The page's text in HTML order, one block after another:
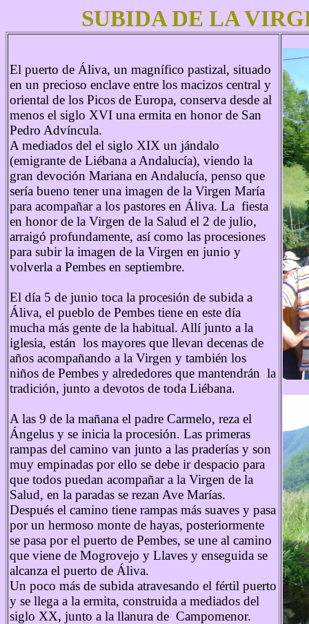
SUBIDA DE LA
El puerto de Áliva, un magnífico pastizal, situado
en un precioso enclave entre los macizos central y
oriental de los Picos de Europa, conserva desde al
menos el siglo XVI una ermita en honor de San
Pedro Advíncula.
A mediados del el siglo XIX un jándalo
(emigrante de Liébana a Andalucía), viendo la
gran devoción Mariana en Andalucía, penso que
sería bueno tener una imagen de la Virgen María
para acompañar a los pastores en Áliva. La fiesta
en honor de la Virgen de la Salud el 2 de julio,
arraigó profundamente, así como las procesiones
para subir la imagen de la Virgen en junio y
volverla a Pembes en septiembre.
El día 5 de junio toca la procesión de subida a
Áliva, el pueblo de Pembes tiene en este día
mucha más gente de la habitual. Allí junto a la
iglesia, están los mayores que llevan decenas de
años acompañando a la Virgen y también los
niños de Pembes y alrededores que mantendrán la
tradición, junto a devotos de toda Liébana.
A las 9 de la mañana el padre Carmelo, reza el
Ángelus y se inicia la procesión. Las primeras
rampas del camino van junto a las praderías y son
muy empinadas por ello se debe ir despacio para
que todos puedan acompañar a la Virgen de la
Salud, en la paradas se rezan Ave Marías.
Después el camino tiene rampas más suaves y pasa
por un hermoso monte de hayas, posteriormente
se pasa por el puerto de Pembes, se une al camino
que viene de Mogrovejo y Llaves y enseguida se
alcanza el puerto de Áliva.
Un poco más de subida atravesando el fértil puerto
y se llega a la ermita, construida a mediados del
siglo XX, junto a la llanura de Campomenor.